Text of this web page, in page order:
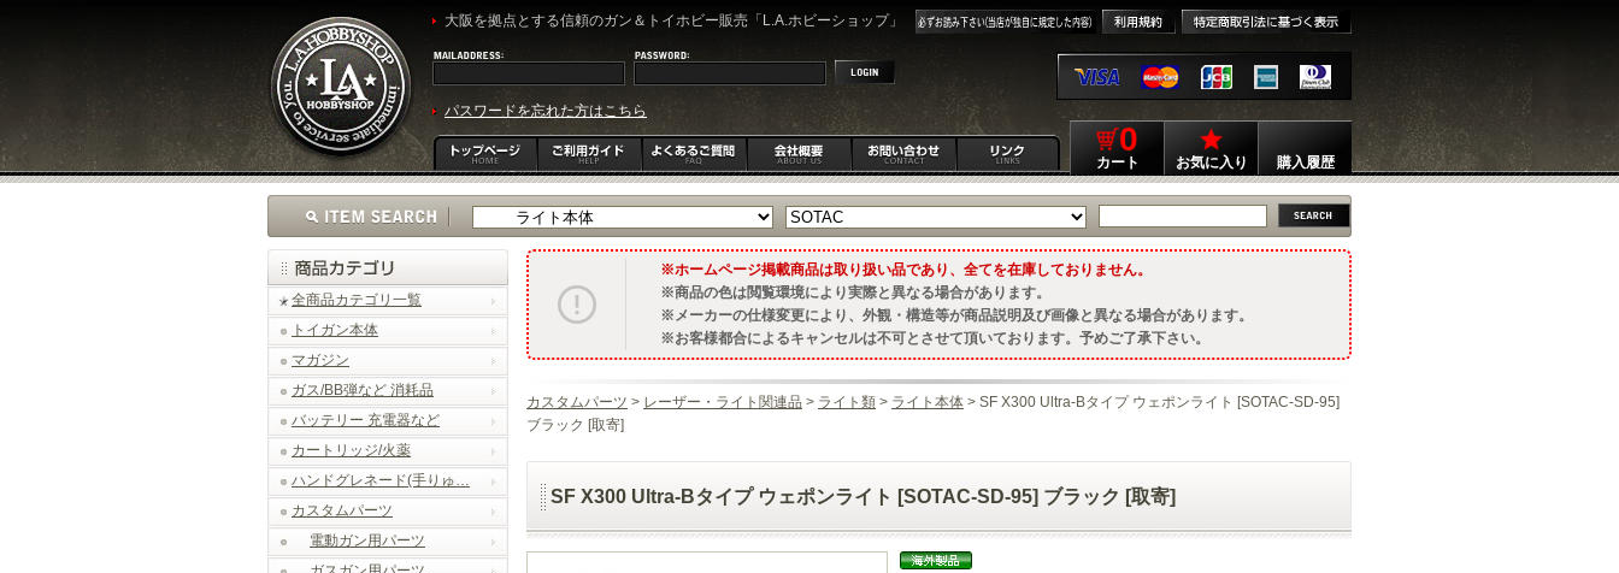
大阪を拠点とする信頼のガン＆トイホビー販売「L.A.ホビーショップ」
パスワードを忘れた方はこちら
0
カート お気に入り 購入履歴
全商品カテゴリ一覧
トイガン本体
マガジン
ガス/BB弾など 消耗品
バッテリー 充電器など
カートリッジ/火薬
ハンドグレネード(手りゅ…
カスタムパーツ
電動ガン用パーツ
ホームページ掲載商品は取り扱い品であり、全てを在庫しておりません。
商品の色は閲覧環境により実際と異なる場合があります。
メーカーの仕様変更により、外観・構造等が商品説明及び画像と異なる場合があります。
お客様都合によるキャンセルは不可とさせて頂いております。予めご了承下さい。
カスタムパーツ > レーザー・ライト関連品 > ライト類 > ライト本体 > SF X300 Ultra-Bタイプ ウェポンライト [SOTAC-SD-95]
ブラック [取寄]
SF X300 Ultra-Bタイプ ウェポンライト [SOTAC-SD-95] ブラック [取寄]